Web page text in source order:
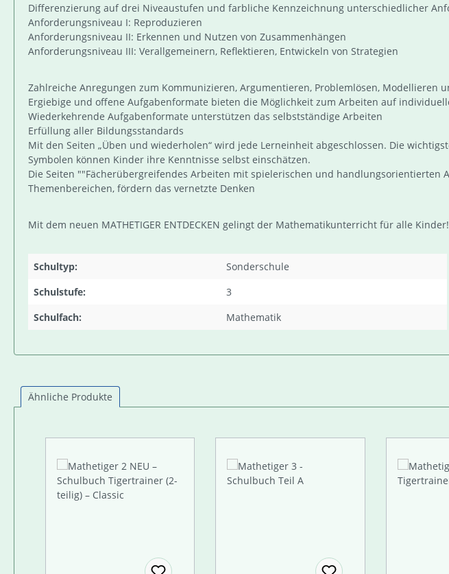
Differenzierung auf drei Niveaustufen und farbliche Kennzeichnung unterschiedlicher
Anforderungsniveau I: Reproduzieren
Anforderungsniveau II: Erkennen und Nutzen von Zusammenhängen
Anforderungsniveau III: Verallgemeinern, Reflektieren, Entwickeln von Strategien
Zahlreiche Anregungen zum Kommunizieren, Argumentieren, Problemlösen, Modellieren
Ergiebige und offene Aufgabenformate bieten die Möglichkeit zum Arbeiten auf
Wiederkehrende Aufgabenformate unterstützen das selbstständige Arbeiten
Erfüllung aller Bildungsstandards
Mit den Seiten „Üben und wiederholen“ wird jede Lerneinheit abgeschlossen. Die
Symbolen können Kinder ihre Kenntnisse selbst einschätzen.
Die Seiten ""Fächerübergreifendes Arbeiten mit spielerischen und
Themenbereichen, fördern das vernetzte Denken
Mit dem neuen MATHETIGER ENTDECKEN gelingt der Mathematikunterricht für alle Kinder!
Schultyp:
Sonderschule
Schulstufe:
3
Schulfach:
Mathematik
Ähnliche Produkte